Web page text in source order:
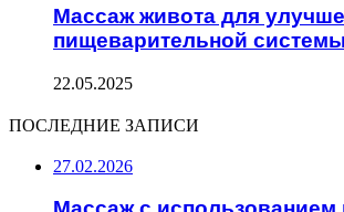
Массаж живота для
пищеварительной системы
22.05.2025
ПОСЛЕДНИЕ ЗАПИСИ
27.02.2026